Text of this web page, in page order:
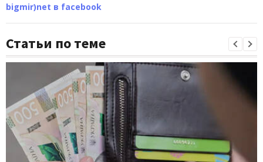
bigmir)net в facebook
Статьи по теме